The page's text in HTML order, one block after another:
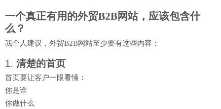
一个真正有用的外贸B2B网站，应该包含什
么？
我个人建议，外贸B2B网站至少要有这些内容：
1. 清楚的首页
首页要让客户一眼看懂：
你是谁
你做什么